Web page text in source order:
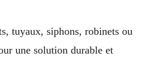
tuyaux, siphons, robinets ou
une solution durable et